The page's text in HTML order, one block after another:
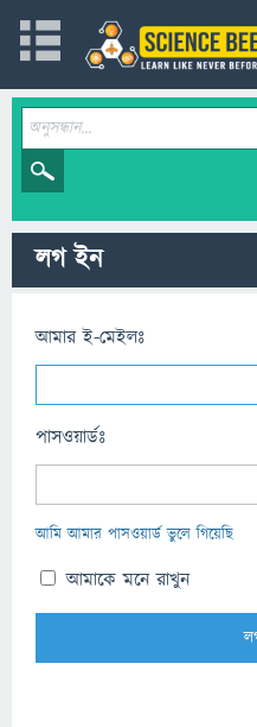
লগ ইন
আমার ই-মেইলঃ
পাসওয়ার্ডঃ
আমি আমার পাসওয়ার্ড ভুলে গিয়েছি
আমাকে মনে রাখুন